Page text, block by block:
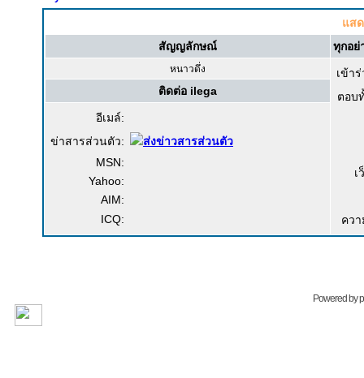
แส
สัญญลักษณ์
ทุกอย่
หนาวดึ่ง
เข้า
ตอบ
เ
คว
ติดต่อ ilega
อีเมล์:
ข่าสารส่วนตัว:
MSN:
Yahoo:
AIM:
ICQ:
Powered by